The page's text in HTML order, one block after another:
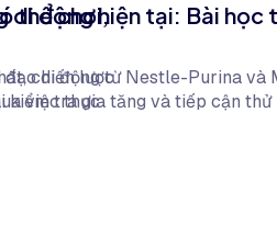
thể chơi,
chiến lược
việc thực
di động hiện tại: Bài học
di động từ Nestle-Purina và
kiểm tra gia tăng và tiếp cận thử